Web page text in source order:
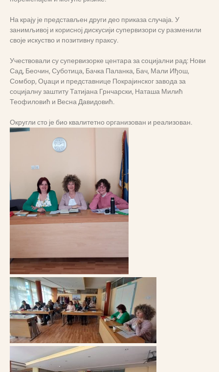
На крају је представљен други део приказа случаја. У
занимљивој и корисној дискусији супервизори су разменили
своје искуство и позитивну праксу.
Учествовали су супервизорке центара за социјални рад: Нови
Сад, Беочин, Суботица, Бачка Паланка, Бач, Мали Иђош,
Сомбор, Оџаци и представнице Покрајинског завода за
социјалну заштиту Татијана Грнчарски, Наташа Милић
Теофиловић и Весна Давидовић.
Округли сто је био квалитетно организован и реализован.